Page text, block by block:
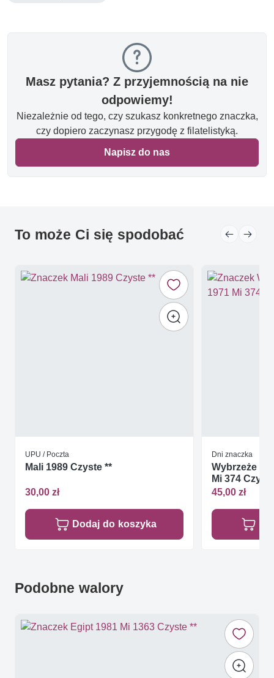
Masz pytania? Z przyjemnością na nie
odpowiemy!
Niezależnie od tego, czy szukasz konkretnego znaczka,
czy dopiero zaczynasz przygodę z filatelistyką.
Napisz do nas
To może Ci się spodobać
UPU / Poczta
Mali 1989 Czyste **
30,00 zł
Dodaj do koszyka
Dni znaczka
Wybrzeże
Mi 374
45,00 zł
Podobne walory